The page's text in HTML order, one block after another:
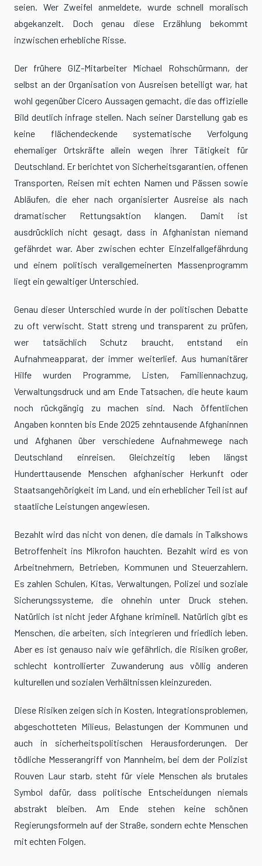
seien. Wer Zweifel anmeldete, wurde schnell moralisch
abgekanzelt. Doch genau diese Erzählung bekommt
inzwischen erhebliche Risse.
Der frühere GIZ-Mitarbeiter Michael Rohschürmann, der
selbst an der Organisation von Ausreisen beteiligt war, hat
wohl gegenüber Cicero Aussagen gemacht, die das offizielle
Bild deutlich infrage stellen. Nach seiner Darstellung gab es
keine flächendeckende systematische Verfolgung
ehemaliger Ortskräfte allein wegen ihrer Tätigkeit für
Deutschland. Er berichtet von Sicherheitsgarantien, offenen
Transporten, Reisen mit echten Namen und Pässen sowie
Abläufen, die eher nach organisierter Ausreise als nach
dramatischer Rettungsaktion klangen. Damit ist
ausdrücklich nicht gesagt, dass in Afghanistan niemand
gefährdet war. Aber zwischen echter Einzelfallgefährdung
und einem politisch verallgemeinerten Massenprogramm
liegt ein gewaltiger Unterschied.
Genau dieser Unterschied wurde in der politischen Debatte
zu oft verwischt. Statt streng und transparent zu prüfen,
wer tatsächlich Schutz braucht, entstand ein
Aufnahmeapparat, der immer weiterlief. Aus humanitärer
Hilfe wurden Programme, Listen, Familiennachzug,
Verwaltungsdruck und am Ende Tatsachen, die heute kaum
noch rückgängig zu machen sind. Nach öffentlichen
Angaben konnten bis Ende 2025 zehntausende Afghaninnen
und Afghanen über verschiedene Aufnahmewege nach
Deutschland einreisen. Gleichzeitig leben längst
Hunderttausende Menschen afghanischer Herkunft oder
Staatsangehörigkeit im Land, und ein erheblicher Teil ist auf
staatliche Leistungen angewiesen.
Bezahlt wird das nicht von denen, die damals in Talkshows
Betroffenheit ins Mikrofon hauchten. Bezahlt wird es von
Arbeitnehmern, Betrieben, Kommunen und Steuerzahlern.
Es zahlen Schulen, Kitas, Verwaltungen, Polizei und soziale
Sicherungssysteme, die ohnehin unter Druck stehen.
Natürlich ist nicht jeder Afghane kriminell. Natürlich gibt es
Menschen, die arbeiten, sich integrieren und friedlich leben.
Aber es ist genauso naiv wie gefährlich, die Risiken großer,
schlecht kontrollierter Zuwanderung aus völlig anderen
kulturellen und sozialen Verhältnissen kleinzureden.
Diese Risiken zeigen sich in Kosten, Integrationsproblemen,
abgeschotteten Milieus, Belastungen der Kommunen und
auch in sicherheitspolitischen Herausforderungen. Der
tödliche Messerangriff von Mannheim, bei dem der Polizist
Rouven Laur starb, steht für viele Menschen als brutales
Symbol dafür, dass politische Entscheidungen niemals
abstrakt bleiben. Am Ende stehen keine schönen
Regierungsformeln auf der Straße, sondern echte Menschen
mit echten Folgen.